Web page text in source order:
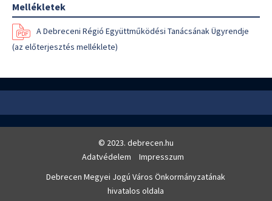
Mellékletek
A Debreceni Régió Együttműködési Tanácsának Ügyrendje
(az előterjesztés melléklete)
© 2023. debrecen.hu
Adatvédelem
Impresszum
Debrecen Megyei Jogú Város Önkormányzatának
hivatalos oldala